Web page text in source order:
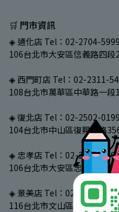
🛒 門市資訊
◈ 通化店 Tel：02-2704-5999
106台北市大安區信義路四
◈ 西門町店 Tel：02-2311-
108台北市萬華區中華路一
◈ 復北店 Tel：02-2502-0199
104台北市中山區復興北路
◈ 忠孝店 Tel：02-2740-
106台北市大安區忠孝東路
◈ 景美店 Tel：02-2933-
116台北市文山區景文街97